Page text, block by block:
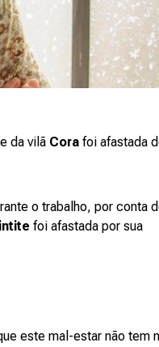
da vilã Cora foi afastada
o trabalho, por conta
foi afastada por sua
este mal-estar não tem